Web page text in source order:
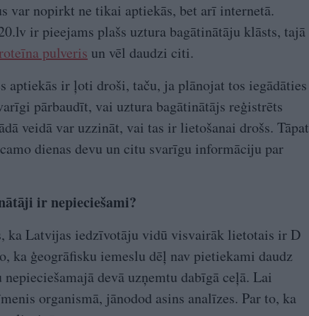
var nopirkt ne tikai aptiekās, bet arī internetā.
ir pieejams plašs uztura bagātinātāju klāsts, tajā
pulveris un vēl daudzi citi.
aptiekās ir ļoti droši, taču, ja plānojat tos iegādāties
pārbaudīt, vai uztura bagātinātājs reģistrēts
veidā var uzzināt, vai tas ir lietošanai drošs. Tāpat
dienas devu un citu svarīgu informāciju par
ir nepieciešami?
ka Latvijas iedzīvotāju vidū visvairāk lietotais ir D
ka ģeogrāfisku iemeslu dēļ nav pietiekami daudz
devā uzņemtu dabīgā ceļā. Lai
organismā, jānodod asins analīzes. Par to, ka